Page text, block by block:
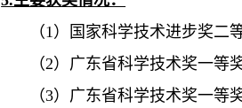
（1）国家科学技术进步奖二
（2）广东省科学技术奖一等
（3）广东省科学技术奖一等